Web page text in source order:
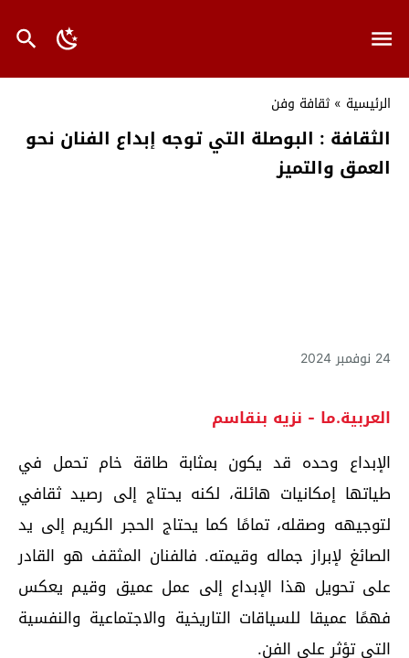
الرئيسية » ثقافة وفن
الثقافة : البوصلة التي توجه إبداع الفنان نحو
العمق والتميز
24 نوفمبر 2024
العربية.ما - نزيه بنقاسم
الإبداع وحده قد يكون بمثابة طاقة خام تحمل في
طياتها إمكانيات هائلة، لكنه يحتاج إلى رصيد ثقافي
لتوجيهه وصقله، تمامًا كما يحتاج الحجر الكريم إلى يد
الصائغ لإبراز جماله وقيمته. فالفنان المثقف هو القادر
على تحويل هذا الإبداع إلى عمل عميق وقيم يعكس
فهمًا عميقا للسياقات التاريخية والاجتماعية والنفسية
التي تؤثر على الفن.